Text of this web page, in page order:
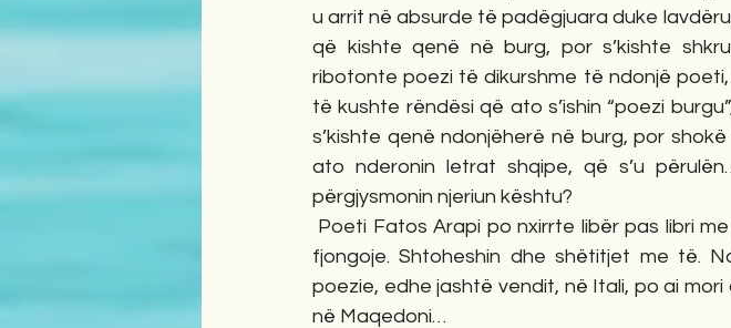
u arrit në absurde të padëgjuara duke
që kishte qenë në burg, por s’kishte
ribotonte poezi të dikurshme të ndonjë
të kushte rëndësi që ato s’ishin “poezi
s’kishte qenë ndonjëherë në burg, por
ato nderonin letrat shqipe, që s’u
përgjysmonin njeriun kështu?
fjongoje. Shtoheshin dhe shëtitjet me të.
poezie, edhe jashtë vendit, në Itali, po ai
në Maqedoni…